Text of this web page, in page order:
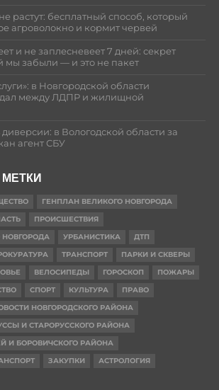
растут: бесплатный способ, который
агроволокно и кормит червей
и не заплесневеет 7 дней: секрет
мы забыли — и это не пакет
в Новгородской области
между ЛДПР и жилищной
диверсии: в Вологодской области за
агент СБУ
ГЕНПЛАН ВЕЛИКОГО НОВГОРОДА
ПРОИСШЕСТВИЯ
НОВГОРОДА
УРБАНИСТИКА
ДТП
ТРАНСПОРТ
ПАРКИ И СКВЕРЫ
ВЕЛОСИПЕДЫ ГОРОСКОП
ПОЖАРЫ
СПОРТ КУЛЬТУРА
ПРАВО
НОВГОРОДСКОГО РАЙОНА
И СТАРОРУССКОГО РАЙОНА
И БОРОВИЧСКОГО РАЙОНА
ЗАКУПКИ
АСТРОЛОГИЯ